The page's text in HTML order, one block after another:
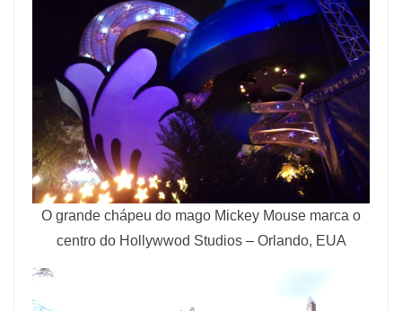
O grande chápeu do mago Mickey Mouse marca o
centro do Hollywwod Studios – Orlando, EUA